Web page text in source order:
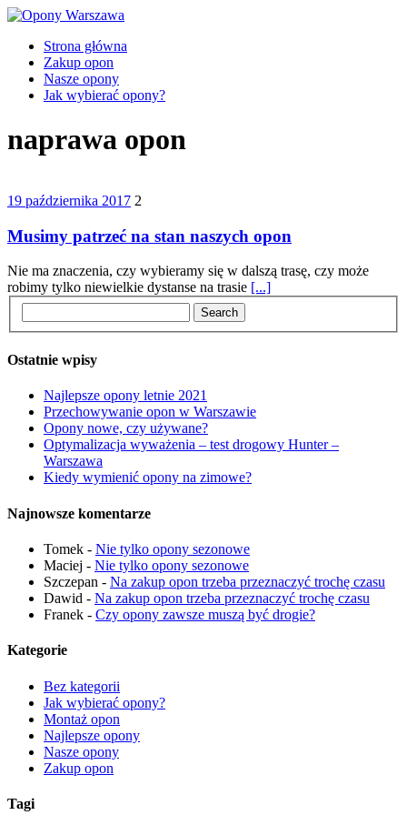
Strona główna
Zakup opon
Nasze opony
Jak wybierać opony?
naprawa opon
19 października 2017 2
Musimy patrzeć na stan naszych opon
Nie ma znaczenia, czy wybieramy się w dalszą trasę, czy może
robimy tylko niewielkie dystanse na trasie [...]
Ostatnie wpisy
Najlepsze opony letnie 2021
Przechowywanie opon w Warszawie
Opony nowe, czy używane?
Optymalizacja wyważenia – test drogowy Hunter –
Warszawa
Kiedy wymienić opony na zimowe?
Najnowsze komentarze
Tomek - Nie tylko opony sezonowe
Maciej - Nie tylko opony sezonowe
Szczepan - Na zakup opon trzeba przeznaczyć trochę czasu
Dawid - Na zakup opon trzeba przeznaczyć trochę czasu
Franek - Czy opony zawsze muszą być drogie?
Kategorie
Bez kategorii
Jak wybierać opony?
Montaż opon
Najlepsze opony
Nasze opony
Zakup opon
Tagi